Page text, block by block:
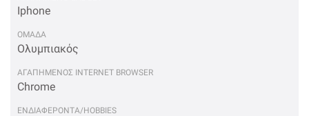
Iphone
OΜΑΔΑ
Ολυμπιακός
ΑΓΑΠΗΜΕΝΟΣ INTERNET BROWSER
Chrome
ΕΝΔΙΑΦΕΡΟΝΤΑ/HOBBIES